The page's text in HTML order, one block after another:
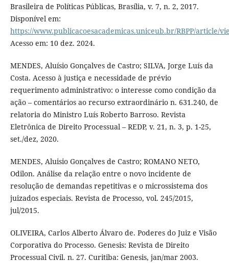
Brasileira de Políticas Públicas, Brasília, v. 7, n. 2, 2017.
Disponível em:
https://www.publicacoesacademicas.uniceub.br/RBPP/article/
Acesso em: 10 dez. 2024.
MENDES, Aluísio Gonçalves de Castro; SILVA, Jorge Luís da
Costa. Acesso à justiça e necessidade de prévio
requerimento administrativo: o interesse como condição da
ação – comentários ao recurso extraordinário n. 631.240, de
relatoria do Ministro Luís Roberto Barroso. Revista
Eletrônica de Direito Processual – REDP, v. 21, n. 3, p. 1-25,
set./dez, 2020.
MENDES, Aluisio Gonçalves de Castro; ROMANO NETO,
Odilon. Análise da relação entre o novo incidente de
resolução de demandas repetitivas e o microssistema dos
juizados especiais. Revista de Processo, vol. 245/2015,
jul/2015.
OLIVEIRA, Carlos Alberto Álvaro de. Poderes do Juiz e Visão
Corporativa do Processo. Genesis: Revista de Direito
Processual Civil. n. 27. Curitiba: Genesis, jan/mar 2003.